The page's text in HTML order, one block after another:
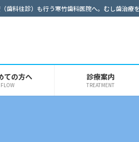
歯科往診）も行う寒竹歯科医院へ。むし歯治療
ての方へ
FLOW
診療案内
TREATMENT